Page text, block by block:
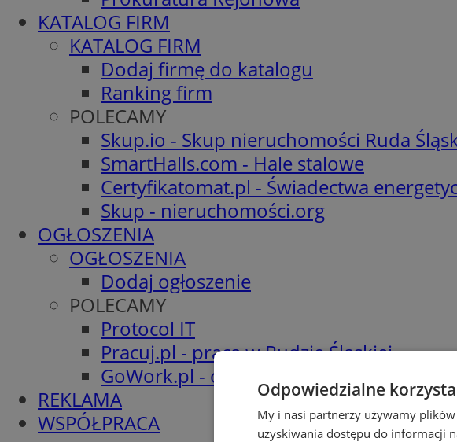
KATALOG FIRM
KATALOG FIRM
Dodaj firmę do katalogu
Ranking firm
POLECAMY
Skup.io - Skup nieruchomości Ruda
SmartHalls.com - Hale stalowe
Certyfikatomat.pl - Świadectwa
Skup - nieruchomości.org
OGŁOSZENIA
OGŁOSZENIA
Dodaj ogłoszenie
POLECAMY
Protocol IT
Pracuj.pl - praca w Rudzie Śląskiej
GoWork.pl - oferty pracy
REKLAMA
WSPÓŁPRACA
Odpowiedzialne
My i nasi partnerzy używamy
uzyskiwania dostępu do informacji